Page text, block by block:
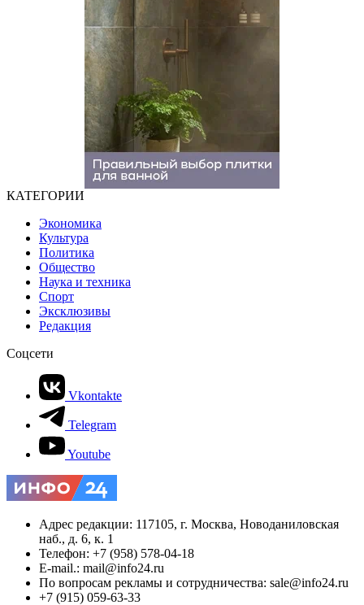
КАТЕГОРИИ
Экономика
Культура
Политика
Общество
Наука и техника
Спорт
Эксклюзивы
Редакция
Соцсети
Vkontakte
Telegram
Youtube
Адрес редакции: 117105, г. Москва, Новоданиловская
наб., д. 6, к. 1
Телефон: +7 (958) 578-04-18
E-mail.: mail@info24.ru
По вопросам рекламы и сотрудничества: sale@info24.ru
+7 (915) 059-63-33